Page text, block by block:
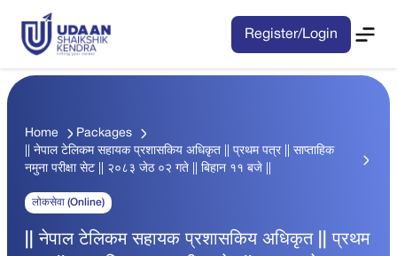
Register/Login
Home
Packages
|| नेपाल टेलिकम सहायक प्रशासकिय अधिकृत || प्रथम पत्र || साप्ताहिक
नमुना परीक्षा सेट || २०८३ जेठ ०२ गते || बिहान ११ बजे ||
लोकसेवा (Online)
|| नेपाल टेलिकम सहायक प्रशासकिय अधिकृत || प्रथम